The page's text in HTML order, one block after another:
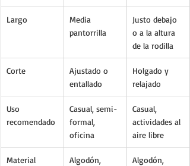
Largo
Media
pantorrilla
Justo debajo
o a la altura
de la rodilla
Corte
Ajustado o
entallado
Holgado y
relajado
Uso
recomendado
Casual, semi-
formal,
oficina
Casual,
actividades al
aire libre
Material
Algodón,
Algodón,